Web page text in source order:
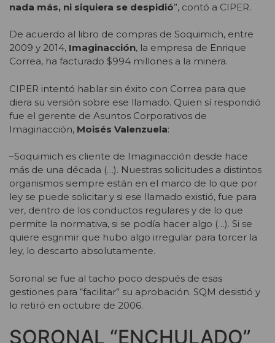
nada más, ni siquiera se despidió”, contó a CIPER.
De acuerdo al libro de compras de Soquimich, entre
2009 y 2014, Imaginacción, la empresa de Enrique
Correa, ha facturado $994 millones a la minera.
CIPER intentó hablar sin éxito con Correa para que
diera su versión sobre ese llamado. Quien sí respondió
fue el gerente de Asuntos Corporativos de
Imaginacción, Moisés Valenzuela:
–Soquimich es cliente de Imaginacción desde hace
más de una década (…). Nuestras solicitudes a distintos
organismos siempre están en el marco de lo que por
ley se puede solicitar y si ese llamado existió, fue para
ver, dentro de los conductos regulares y de lo que
permite la normativa, si se podía hacer algo (…). Si se
quiere esgrimir que hubo algo irregular para torcer la
ley, lo descarto absolutamente.
Soronal se fue al tacho poco después de esas
gestiones para “facilitar” su aprobación. SQM desistió y
lo retiró en octubre de 2006.
SORONAL “ENCHULADO”